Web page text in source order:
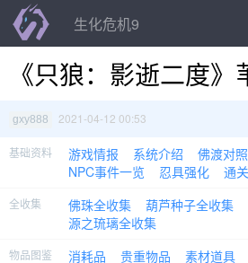
生化危机9
《只狼：影逝二度》
gxy888 2021-04-12 00:53
基础资料 游戏情报 系统介绍 佛渡对
NPC事件一览
忍具强化 通
全收集 佛珠全收集 葫芦种子全收集
源之琉璃全收集
物品图鉴 消耗品 贵重物品 素材道具